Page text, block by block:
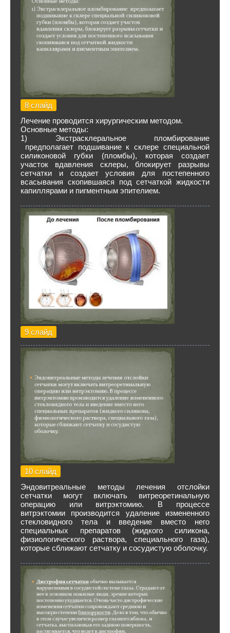
8 слайд
Лечение проводится хирургическим методом.
Основные методы:
1) Экстрасклеральное пломбирование
предполагает подшивание к склере специальной
силиконовой губки (пломбы), которая создает
участок вдавления склеры, блокирует разрывы
сетчатки и создает условия для постепенного
всасывания скопившаяся под сетчаткой жидкости
капиллярами и пигментным эпителием.
9 слайд
10 слайд
Эндовитреальные методы лечения отслойки
сетчатки могут включать витреоретинальную
операцию или витрэктомию. В процессе
витрэктомии производится удаление измененного
стекловидного тела и введение вместо него
специальных препаратов (жидкого силикона,
физиологического раствора, специального газа),
которые сближают сетчатку и сосудистую оболочку.